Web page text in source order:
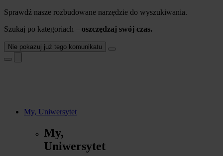
Sprawdź nasze rozbudowane narzędzie do wyszukiwania.
Szukaj po kategoriach – oszczędzaj swój czas.
Nie pokazuj już tego komunikatu
My, Uniwersytet
My,
Uniwersytet